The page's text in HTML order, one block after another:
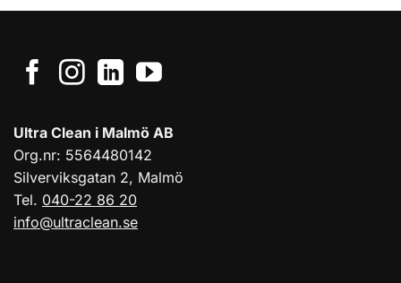
Ultra Clean i Malmö AB
Org.nr: 5564480142
Silverviksgatan 2, Malmö
Tel. 040-22 86 20
info@ultraclean.se